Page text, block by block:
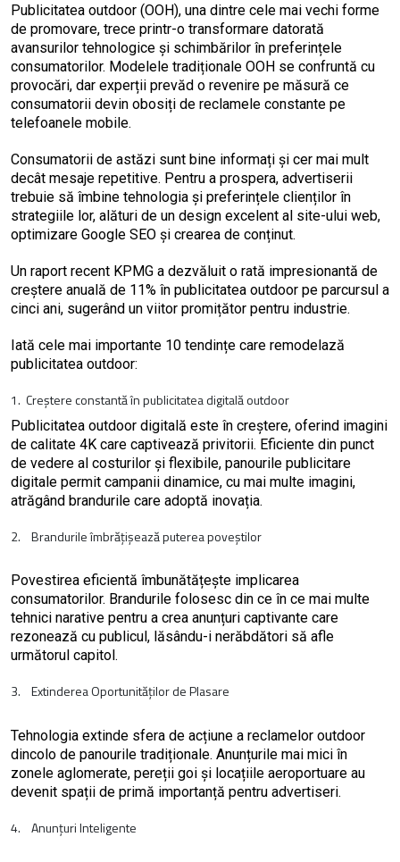
Publicitatea outdoor (OOH), una dintre cele mai vechi forme
de promovare, trece printr-o transformare datorată
avansurilor tehnologice și schimbărilor în preferințele
consumatorilor. Modelele tradiționale OOH se confruntă cu
provocări, dar experții prevăd o revenire pe măsură ce
consumatorii devin obosiți de reclamele constante pe
telefoanele mobile.
Consumatorii de astăzi sunt bine informați și cer mai mult
decât mesaje repetitive. Pentru a prospera, advertiserii
trebuie să îmbine tehnologia și preferințele clienților în
strategiile lor, alături de un design excelent al site-ului web,
optimizare Google SEO și crearea de conținut.
Un raport recent KPMG a dezvăluit o rată impresionantă de
creștere anuală de 11% în publicitatea outdoor pe parcursul a
cinci ani, sugerând un viitor promițător pentru industrie.
Iată cele mai importante 10 tendințe care remodelază
publicitatea outdoor:
1. Creștere constantă în publicitatea digitală outdoor
Publicitatea outdoor digitală este în creștere, oferind imagini
de calitate 4K care captivează privitorii. Eficiente din punct
de vedere al costurilor și flexibile, panourile publicitare
digitale permit campanii dinamice, cu mai multe imagini,
atrăgând brandurile care adoptă inovația.
2. Brandurile îmbrățișează puterea poveștilor
Povestirea eficientă îmbunătățește implicarea
consumatorilor. Brandurile folosesc din ce în ce mai multe
tehnici narative pentru a crea anunțuri captivante care
rezonează cu publicul, lăsându-i nerăbdători să afle
următorul capitol.
3. Extinderea Oportunităților de Plasare
Tehnologia extinde sfera de acțiune a reclamelor outdoor
dincolo de panourile tradiționale. Anunțurile mai mici în
zonele aglomerate, pereții goi și locațiile aeroportuare au
devenit spații de primă importanță pentru advertiseri.
4. Anunțuri Inteligente